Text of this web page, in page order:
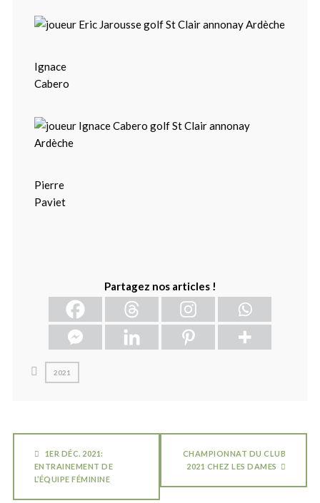
Ignace
Cabero
Pierre
Paviet
Partagez nos articles !
2021
1ER DÉC. 2021:
ENTRAINEMENT DE
L’ÉQUIPE FÉMININE
CHAMPIONNAT DU CLUB
2021 CHEZ LES DAMES